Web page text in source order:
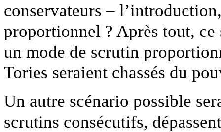
conservateurs –
proportionnel ? Après tout,
un mode de scrutin
Tories seraient chassés du
Un autre scénario possible
scrutins consécutifs,